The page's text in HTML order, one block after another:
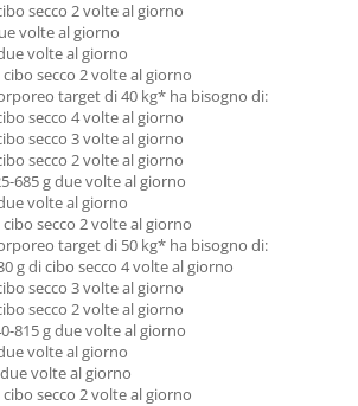
secco 2 volte al giorno
volte al giorno
volte al giorno
cibo secco 2 volte al giorno
target di 40 kg* ha bisogno di:
secco 4 volte al giorno
secco 3 volte al giorno
secco 2 volte al giorno
685 g due volte al giorno
volte al giorno
cibo secco 2 volte al giorno
target di 50 kg* ha bisogno di:
g di cibo secco 4 volte al giorno
secco 3 volte al giorno
secco 2 volte al giorno
815 g due volte al giorno
volte al giorno
volte al giorno
cibo secco 2 volte al giorno